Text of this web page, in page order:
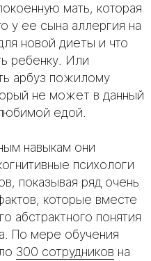
мать, которая
у ее сына аллергия на
новой диеты и что
ребенку. Или
арбуз пожилому
не может в данный
едой.
навыкам они
психологи
показывая ряд очень
которые вместе
абстрактного понятия
По мере обучения
300 сотрудников на